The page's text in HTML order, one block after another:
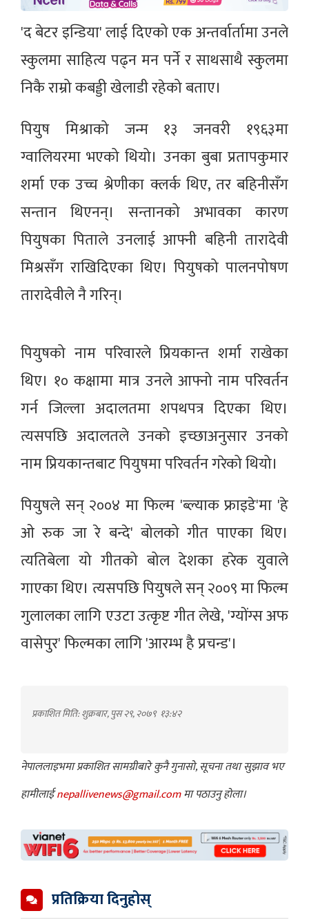
'द बेटर इन्डिया' लाई दिएको एक अन्तर्वार्तामा उनले
स्कुलमा साहित्य पढ्न मन पर्ने र साथसाथै स्कुलमा
निकै राम्रो कबड्डी खेलाडी रहेको बताए।
पियुष मिश्राको जन्म १३ जनवरी १९६३मा
ग्वालियरमा भएको थियो। उनका बुबा प्रतापकुमार
शर्मा एक उच्च श्रेणीका क्लर्क थिए, तर बहिनीसँग
सन्तान थिएनन्। सन्तानको अभावका कारण
पियुषका पिताले उनलाई आफ्नी बहिनी तारादेवी
मिश्रसँग राखिदिएका थिए। पियुषको पालनपोषण
तारादेवीले नै गरिन्।
पियुषको नाम परिवारले प्रियकान्त शर्मा राखेका
थिए। १० कक्षामा मात्र उनले आफ्नो नाम परिवर्तन
गर्न जिल्ला अदालतमा शपथपत्र दिएका थिए।
त्यसपछि अदालतले उनको इच्छाअनुसार उनको
नाम प्रियकान्तबाट पियुषमा परिवर्तन गरेको थियो।
पियुषले सन् २००४ मा फिल्म 'ब्ल्याक फ्राइडे'मा 'हे
ओ रुक जा रे बन्दे' बोलको गीत पाएका थिए।
त्यतिबेला यो गीतको बोल देशका हरेक युवाले
गाएका थिए। त्यसपछि पियुषले सन् २००९ मा फिल्म
गुलालका लागि एउटा उत्कृष्ट गीत लेखे, 'ग्योंग्स अफ
वासेपुर' फिल्मका लागि 'आरम्भ है प्रचन्ड'।
प्रकाशित मिति: शुक्रबार, पुस २९, २०७९ १३:४२
नेपाललाइभमा प्रकाशित सामग्रीबारे कुनै गुनासो, सूचना तथा सुझाव भए
हामीलाईnepallivenews@gmail.comमा पठाउनु होला।
प्रतिक्रिया दिनुहोस्